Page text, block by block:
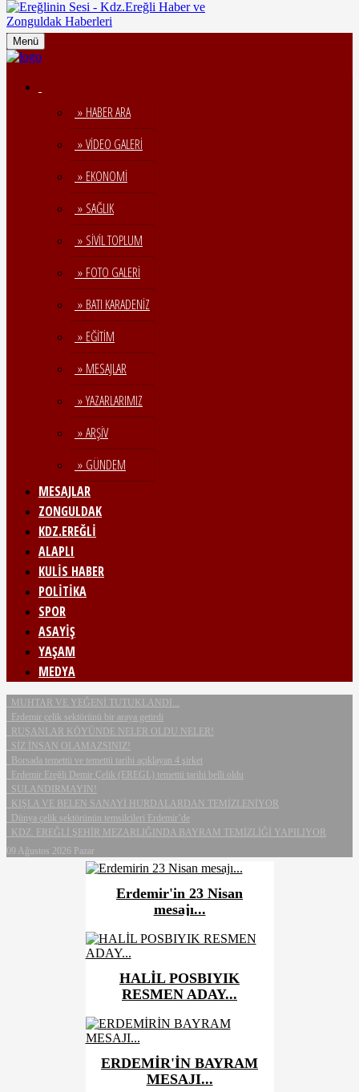
Menü
» HABER ARA
» VİDEO GALERİ
» EKONOMİ
» SAĞLIK
» SİVİL TOPLUM
» FOTO GALERİ
» BATI KARADENİZ
» EĞİTİM
» MESAJLAR
» YAZARLARIMIZ
» ARŞİV
» GÜNDEM
MESAJLAR
ZONGULDAK
KDZ.EREĞLİ
ALAPLI
KULİS HABER
POLİTİKA
SPOR
ASAYİŞ
YAŞAM
MEDYA
MUHTAR VE YEĞENİ TUTUKLANDI...
Erdemir çelik sektörünü bir araya getirdi
RUŞANLAR KÖYÜNDE NELER OLDU NELER!
SİZ İNSAN OLAMAZSINIZ!
Borsada temettü ve temettü tarihi açıklayan 4 şirket
Erdemir Ereğli Demir Çelik (EREGL) temettü tarihi belli oldu
SULANDIRMAYIN!
KIŞLA VE BELEN SANAYİ HURDALARDAN TEMİZLENİYOR
Dünya çelik sektörünün temsilcileri Erdemir’de
KDZ. EREĞLİ ŞEHİR MEZARLIĞINDA BAYRAM TEMİZLİĞİ YAPILIYOR
09 Ağustos 2026 Pazar
Erdemir'in 23 Nisan
mesajı...
HALİL POSBIYIK
RESMEN ADAY...
ERDEMİR'İN BAYRAM
MESAJI...